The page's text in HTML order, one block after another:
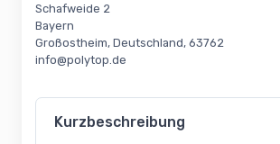
Schafweide 2
Bayern
Großostheim, Deutschland, 63762
info@polytop.de
Kurzbeschreibung